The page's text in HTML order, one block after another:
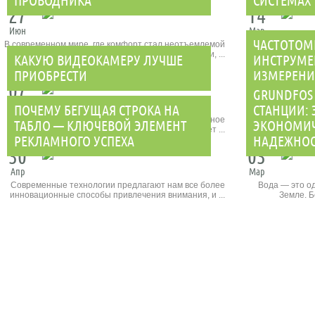
27
Июн
В современном мире, где комфорт стал неотъемлемой
частью нашей повседневной жизни, ...
14
Мар
некоторые
07
Июл
КАКУЮ ВИДЕОКАМЕРУ ЛУЧШЕ
ПРИОБРЕСТИ
Экшн-камера Xiaomi Yi basic edition- уникальное
предложение для всех тех, кто желает ...
01
Июн
точного
30
Апр
ПОЧЕМУ БЕГУЩАЯ СТРОКА НА
ТАБЛО — КЛЮЧЕВОЙ ЭЛЕМЕНТ
РЕКЛАМНОГО УСПЕХА
Современные технологии предлагают нам все более
инновационные способы привлечения внимания, и ...
03
Мар
СТАНЦИИ:
Вода — это
Земле.